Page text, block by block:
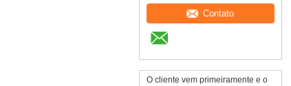
Contato
O cliente vem primeiramente e o